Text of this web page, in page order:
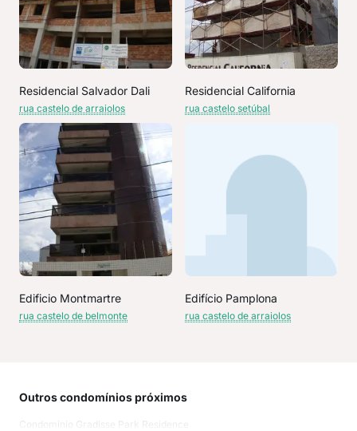
Residencial Salvador Dali
rua castelo de arraiolos
Residencial California
rua castelo setúbal
Edificio Montmartre
rua castelo de belmonte
Edifício Pamplona
rua castelo de arraiolos
Outros condomínios próximos
Condominio Gradisse Park Residence